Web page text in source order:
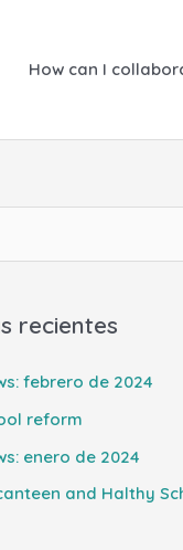
How can I
recientes
febrero de 2024
reform
enero de 2024
and Halthy